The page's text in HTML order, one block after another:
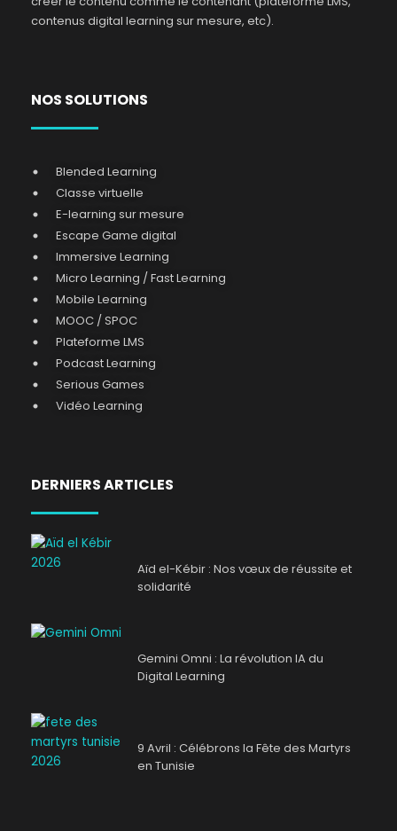
contenus digital learning sur mesure, etc).
NOS SOLUTIONS
Blended Learning
Classe virtuelle
E-learning sur mesure
Escape Game digital
Immersive Learning
Micro Learning / Fast Learning
Mobile Learning
MOOC / SPOC
Plateforme LMS
Podcast Learning
Serious Games
Vidéo Learning
DERNIERS ARTICLES
Aïd el-Kébir : Nos vœux de réussite et
solidarité
Gemini Omni : La révolution IA du
Digital Learning
9 Avril : Célébrons la Fête des Martyrs
en Tunisie